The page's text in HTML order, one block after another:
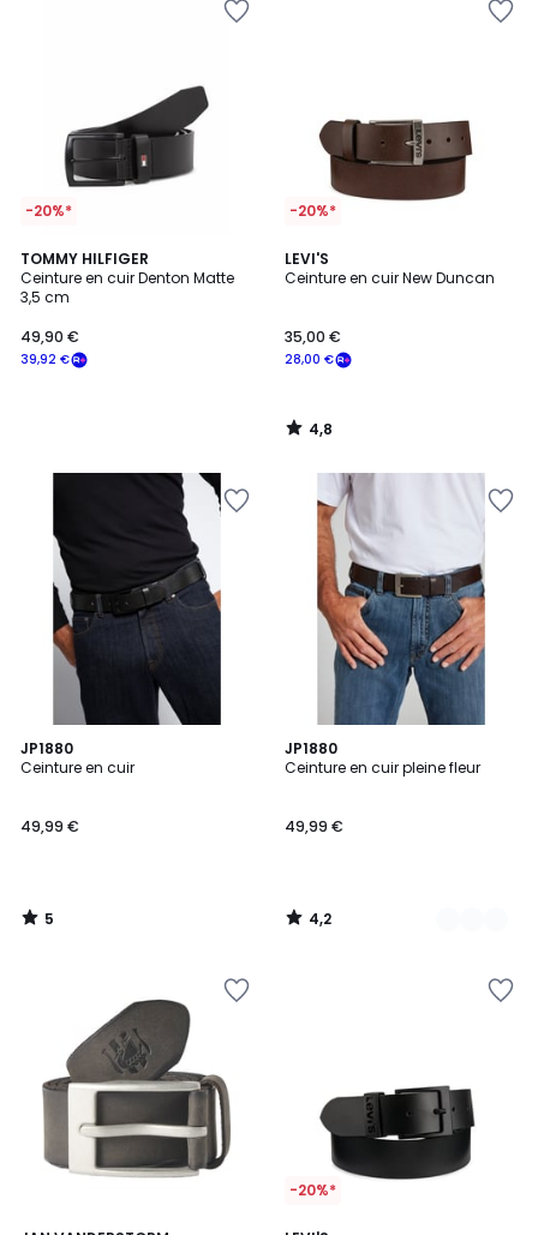
-20%*
TOMMY HILFIGER
Ceinture en cuir Denton Matte
3,5 cm
39,92 €
49,90 €
-20%*
LEVI'S
Ceinture en cuir New Duncan
28,00 €
35,00 €
4,8
/ 5
4,8
/
JP1880
Ceinture en cuir
49,99 €
5
/
5
/
JP1880
Ceinture en cuir pleine fleur
49,99 €
4,2
/ 5
2
Couleurs
4,2
/
-20%*